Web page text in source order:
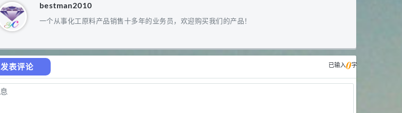
bestman2010
一个从事化工原料产品销售十多年的业务员，欢迎购买我们的产品！
发表评论 已输入0字
抗氧剂BHT 99.5%
浏览量 - 1.64w
8 D-异抗坏血酸钠 98%
浏览量 - 1.55w